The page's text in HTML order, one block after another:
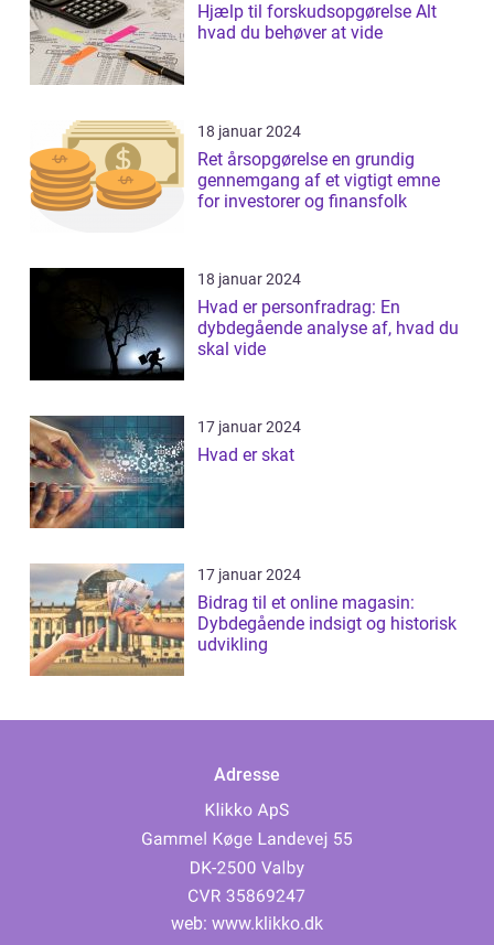
Hjælp til forskudsopgørelse Alt
hvad du behøver at vide
18 januar 2024
Ret årsopgørelse en grundig
gennemgang af et vigtigt emne
for investorer og finansfolk
18 januar 2024
Hvad er personfradrag: En
dybdegående analyse af, hvad du
skal vide
17 januar 2024
Hvad er skat
17 januar 2024
Bidrag til et online magasin:
Dybdegående indsigt og historisk
udvikling
Adresse
web: www.klikko.dk